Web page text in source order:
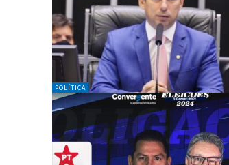
POLÍTICA